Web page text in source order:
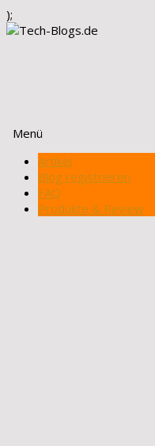
);
Menü
Zum
Inhalt
springen
Artikel
Blog registrieren
FAQ
Produkte & Review